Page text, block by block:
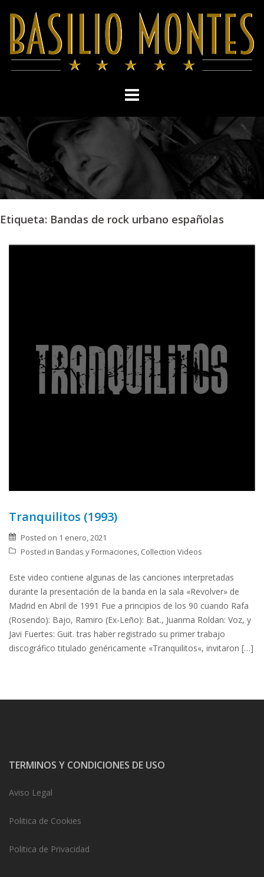
content
Etiqueta: Bandas de rock urbano españolas
Tranquilitos (1993)
Posted on 1 enero, 2021
Posted in Bandas y Formaciones, Collection Videos
Este video contiene algunas de las canciones interpretadas
durante la presentación de la banda en la sala «Revolver» de
Madrid en Abril de 1991 Fue a principios de los 90 cuando Rafa
(Rosendo): Bajo, Ramiro (Ex-Leño): Bat., Juanma Roldan: Voz, y
Javi Fuertes: Guit. tras haber registrado su primer trabajo
discográfico titulado genéricamente «Tranquilitos«, invitaron […]
TERMINOS Y CONDICIONES DE USO
Aviso Legal
Politica de Cookies
Politica de Privacidad